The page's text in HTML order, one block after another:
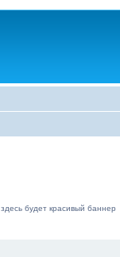
здесь будет красивый баннер